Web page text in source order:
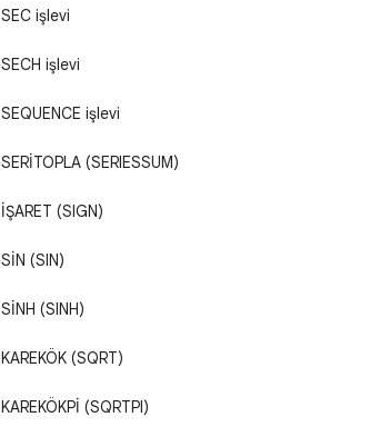
SEC işlevi
SECH işlevi
SEQUENCE işlevi
SERİTOPLA (SERIESSUM)
İŞARET (SIGN)
SİN (SIN)
SİNH (SINH)
KAREKÖK (SQRT)
KAREKÖKPİ (SQRTPI)